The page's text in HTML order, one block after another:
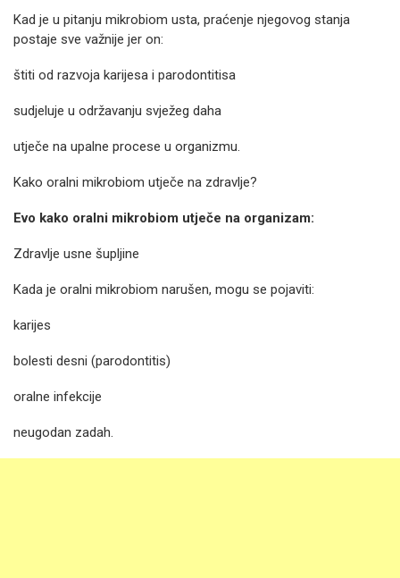
Kad je u pitanju mikrobiom usta, praćenje njegovog stanja
postaje sve važnije jer on:
štiti od razvoja karijesa i parodontitisa
sudjeluje u održavanju svježeg daha
utječe na upalne procese u organizmu.
Kako oralni mikrobiom utječe na zdravlje?
Evo kako oralni mikrobiom utječe na organizam:
Zdravlje usne šupljine
Kada je oralni mikrobiom narušen, mogu se pojaviti:
karijes
bolesti desni (parodontitis)
oralne infekcije
neugodan zadah.